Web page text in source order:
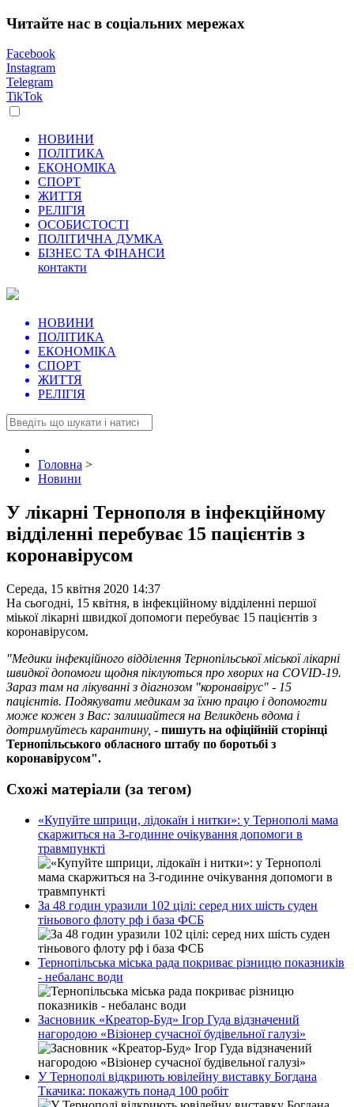
Читайте нас в соціальних мережах
Facebook
Instagram
Telegram
TikTok
НОВИНИ
ПОЛІТИКА
ЕКОНОМІКА
СПОРТ
ЖИТТЯ
РЕЛІГІЯ
ОСОБИСТОСТІ
ПОЛІТИЧНА ДУМКА
БІЗНЕС ТА ФІНАНСИ
контакти
НОВИНИ
ПОЛІТИКА
ЕКОНОМІКА
СПОРТ
ЖИТТЯ
РЕЛІГІЯ
Головна >
Новини
У лікарні Тернополя в інфекційному
відділенні перебуває 15 пацієнтів з
коронавірусом
Середа, 15 квітня 2020 14:37
На сьогодні, 15 квітня, в інфекційному відділенні першої
міької лікарні швидкої допомоги перебуває 15 пацієнтів з
коронавірусом.
"Медики інфекційного відділення Тернопільської міської лікарні
швидкої допомоги щодня піклуються про хворих на COVID-19.
Зараз там на лікуванні з діагнозом "коронавірус" - 15
пацієнтів. Подякувати медикам за їхню працю і допомогти
може кожен з Вас: залишайтеся на Великдень вдома і
дотримуйтесь карантину, - пишуть на офіційній сторінці
Тернопільського обласного штабу по боротьбі з
коронавірусом".
Схожі матеріали (за тегом)
«Купуйте шприци, лідокаїн і нитки»: у Тернополі мама
скаржиться на 3-годинне очікування допомоги в
травмпункті
За 48 годин уразили 102 цілі: серед них шість суден
тіньового флоту рф і база ФСБ
Тернопільська міська рада покриває різницю показників
- небаланс води
Засновник «Креатор-Буд» Ігор Гуда відзначений
нагородою «Візіонер сучасної будівельної галузі»
У Тернополі відкриють ювілейну виставку Богдана
Ткачика: покажуть понад 100 робіт